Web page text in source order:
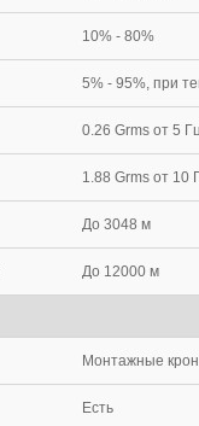
10% - 80%
5% - 95%, при
0.26 Grms от 5
1.88 Grms от 10
До 3048 м
До 12000 м
Монтажные
Есть